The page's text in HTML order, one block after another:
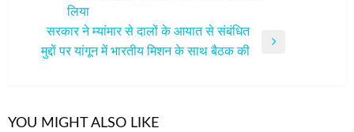
लिया
Next
सरकार ने म्यांमार से दालों के आयात से संबंधित
मुद्दों पर यांगून में भारतीय मिशन के साथ बैठक की
YOU MIGHT ALSO LIKE